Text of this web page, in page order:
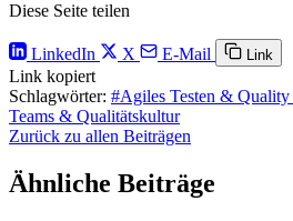
Diese Seite teilen
LinkedIn X E-Mail Link
Link kopiert
Schlagwörter: #Agiles Testen &
Teams & Qualitätskultur
Zurück zu allen Beiträgen
Ähnliche Beiträge